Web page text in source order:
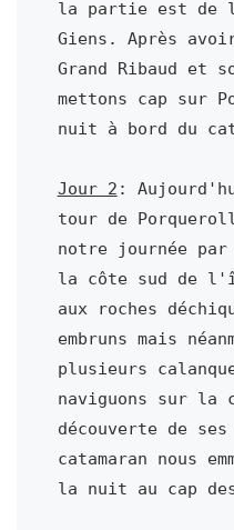
la partie est de
Giens. Après
Grand Ribaud et
mettons cap sur
nuit à bord du
Jour 2 :
tour de
notre journée
la côte sud de
aux roches
embruns mais
plusieurs
naviguons sur la
découverte de
catamaran nous
la nuit au cap des